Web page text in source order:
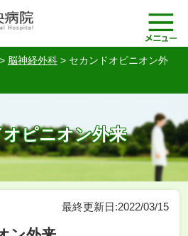
> 脳神経外科 > セカンドオピニオン外
ピニオン外来
最終更新日:2022/03/15